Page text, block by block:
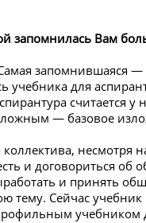
запомнилась Вам
запомнившаяся —
учебника для
считается у
— базовое
коллектива, несмотря
и договориться об
и принять
тему. Сейчас
учебником